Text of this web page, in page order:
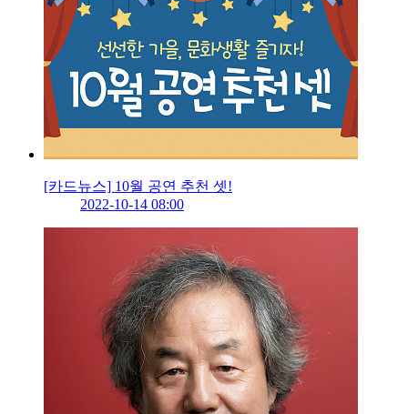
[카드뉴스] 10월 공연 추천 셋!
2022-10-14 08:00